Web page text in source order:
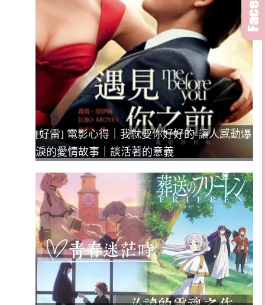
[好雷] 電影心得｜我就要你好好的-讓人感動爆
淚的愛情故事｜談活著的意義